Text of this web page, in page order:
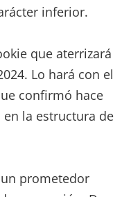
inferior.
que aterrizará
Lo hará con el
confirmó hace
la estructura de
prometedor